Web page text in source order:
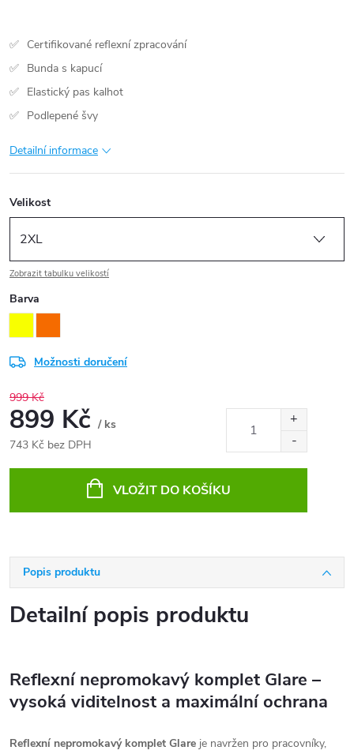
Certifikované reflexní zpracování
Bunda s kapucí
Elastický pas kalhot
Podlepené švy
Detailní informace
Velikost
Zobrazit tabulku velikostí
Barva
Možnosti doručení
999 Kč
899 Kč / ks
743 Kč bez DPH
VLOŽIT DO KOŠÍKU
Popis produktu
Detailní popis produktu
Reflexní nepromokavý komplet Glare –
vysoká viditelnost a maximální ochrana
Reflexní nepromokavý komplet Glare je navržen pro pracovníky,